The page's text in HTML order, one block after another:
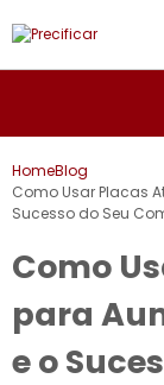
HomeBlog
Como Usar Placas
Sucesso do Seu
Como
para
e o